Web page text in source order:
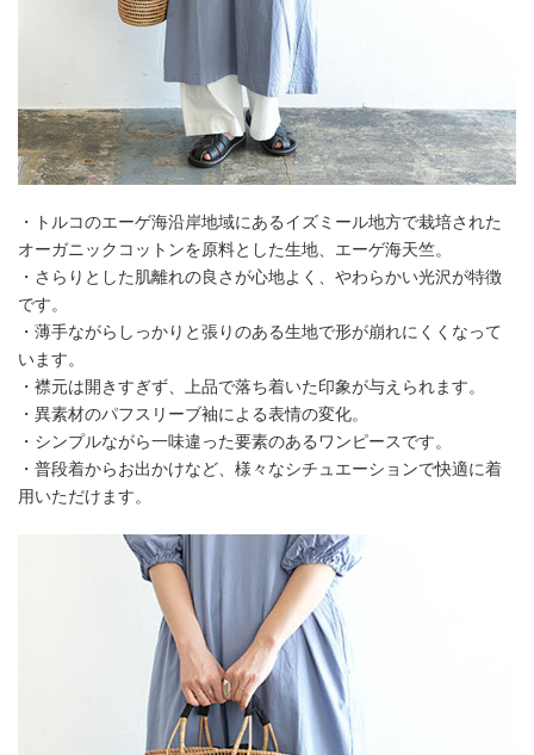
・トルコのエーゲ海沿岸地域にあるイズミール地方で栽培された
オーガニックコットンを原料とした生地、エーゲ海天竺。
・さらりとした肌離れの良さが心地よく、やわらかい光沢が特徴
です。
・薄手ながらしっかりと張りのある生地で形が崩れにくくなって
います。
・襟元は開きすぎず、上品で落ち着いた印象が与えられます。
・異素材のパフスリーブ袖による表情の変化。
・シンプルながら一味違った要素のあるワンピースです。
・普段着からお出かけなど、様々なシチュエーションで快適に着
用いただけます。